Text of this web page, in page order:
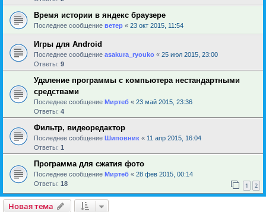
Время истории в яндекс браузере
Последнее сообщение ветер « 23 окт 2015, 11:54
Игры для Android
Последнее сообщение asakura_ryouko « 25 июл 2015, 23:00
Ответы: 9
Удаление программы с компьютера нестандартными
средствами
Последнее сообщение Миртеб « 23 май 2015, 23:36
Ответы: 4
Фильтр, видеоредактор
Последнее сообщение Шиповник « 11 апр 2015, 16:04
Ответы: 1
Программа для сжатия фото
Последнее сообщение Миртеб « 28 фев 2015, 00:14
Ответы: 18 1 2
Новая тема